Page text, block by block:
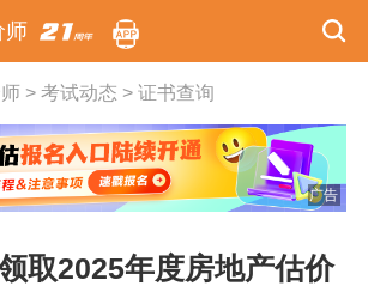
师
> 考试动态 > 证书查询
广告
取2025年度房地产估价